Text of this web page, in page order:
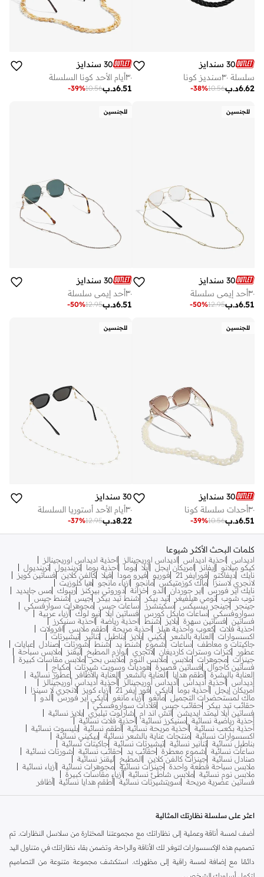
30 سندايز
سلسلة ٣٠سنديز كونا
د.ب6.62
10.56
-38%
30 سندايز
٣٠أيام الأحد كونا السلسلة
د.ب6.51
10.56
-39%
للجنسين
30 سندايز
٣٠أحد إيمي سلسلة
د.ب6.51
12.95
-50%
للجنسين
30 سندايز
٣٠أحد إيمي سلسلة
د.ب6.51
12.95
-50%
للجنسين
30 سندايز
٣٠أحدات سلسلة كونا
د.ب6.51
10.56
-39%
للجنسين
30 سندايز
٣٠أيام الأحد أستوريا السلسلة
د.ب8.22
12.95
-37%
كلمات البحث الأكثر شيوعا
اديداس احذية اديداس اديداس اوريجينالز
احذية اديداس اوريجينالز
كيكو ميلانو
إيفانز امريكان ايجل ايلا بوما احذية بوما ترينديول ترينديول
نايك ديفاكتو فورايفر 21 فوريو فيرو مودا فيلا كالفن كلاين فساتين كويز
لانجري لاسنزا
ماك كوزمتيكس مانجو ازياء مانجو
هيا كلوزيت
نايك اير فورس
اير جوردان الدو خزانة دوروثي بيركنز ريبوك مس جايديد
توب شوب تومي هيلفيغر تيد بيكر شنط تيد بيكر جيس
شنط جيس
جينجر
جينجر بيسيكس سكيتشرز ساعات جيس مجوهرات سوارفسكي
سواروفسكي
ساعات مايكل كورس فساتين ايلا نيو لوك أزياء عربية
فساتين
فساتين سهرة بلايز شنط احذية رياضة
احذية سنيكرز
احذية فلات كعوب واحذية هيلز احذية مريحة اطقم ملابس
افرولات
اكسسوارات
العناية بالشعر بكيني بلايز بناطيل تنانير
تيشيرتات
جاكيتات و معاطف
ساعات شموع شنط يد شنط شورتات صنادل
عبايات
عطور
كنزات وسترات كارديغان لانجري لوازم المطبخ ليقنز
ملابس سباحة
جينزات مجوهرات ملابس ملابس النوم ملابس بحر ملابس مقاسات كبيرة
فساتين كاجوال
فساتين قصيرة هوديات وسويت شيرتات مكياج
العناية بالبشرة أطقم هدايا العناية بالشعر العناية بالأظافر
عطور نسائية
أديداس أحذية أديداس أديداس أوريجينالز
أحذية أديداس أوريجينالز
أمريكان إيجل أحذية بوما نايكي فور إيفر 21 أزياء كويز
لانجري لا سينزا
ماك لمستحضرات التجميل مانغو أزياء مانغو نايكي اير فورس ألدو
حقائب تيد بيكر
حقائب جيس
قلادات سواروفسكي
فساتين ايلا ليمتد ايديشن
اتش اند ام شارلوت تيلبري بلايز نسائية
أحذية رياضية نسائية
سنيكرز نسائية أحذية فلات نسائية
أحذية بكعب نسائية أحذية مريحة نسائية أطقم نسائية بليسوت نسائية
اكسسوارات نسائية منتجات عناية بالشعر نسائية بيكيني نسائية
بناطيل نسائية تنانير نسائية تيشيرتات نسائية جاكيتات نسائية
ساعات نسائية
شموع معطرة حقائب يد حقائب نسائية
شورتات نسائية
صنادل نسائية جينزات كالفن كلاين المطبخ
ليقنز نسائية
ملابس سباحة قطعة واحدة جينزات نسائية مجوهرات نسائية أزياء نسائية
ملابس نوم نسائية ملابس شاطئ نسائية أزياء مقاسات كبيرة
فساتين عصرية مريحة
سويتشيرتات نسائية أطقم هدايا نسائية أظافر
اعثر على سلسلة نظارتك المثالية
أضف لمسة أناقة وعملية إلى نظاراتك مع مجموعتنا المختارة من سلاسل النظارات. تم
تصميم هذه الإكسسوارات لتوفر لك الأناقة والراحة، وتضمن بقاء نظاراتك في متناول اليد
دائمًا مع إضافة لمسة راقية إلى مظهرك. استكشف مجموعة متنوعة من التصاميم